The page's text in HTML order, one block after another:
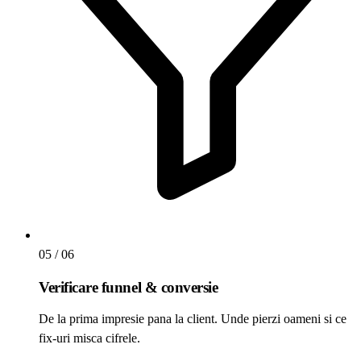
05 / 06
Verificare funnel & conversie
De la prima impresie pana la client. Unde pierzi oameni si ce
fix-uri misca cifrele.